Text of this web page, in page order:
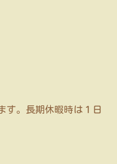
す。長期休暇時は１日